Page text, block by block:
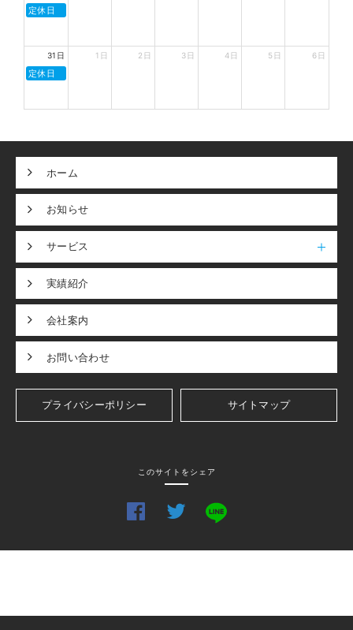
定休日
31日
定休日
1日 2日 3日 4日 5日 6日
ホーム
お知らせ
サービス
実績紹介
会社案内
お問い合わせ
プライバシーポリシー サイトマップ
このサイトをシェア